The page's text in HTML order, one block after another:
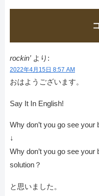
rockin’ より:
2022年4月15日 8:57 AM
おはようございます。
Say It In English!
Why don’t you go see
↓
Why don’t you go see
solution？
と思いました。